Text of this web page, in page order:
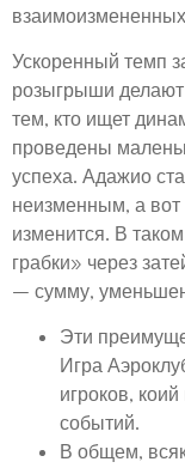
Ускоренный темп
розыгрыши
тем, кто ищет
проведены
успеха. Адажио
неизменным, а вот
изменится. В
грабки» через
– сумму,
Эти
Игра
игроков,
событий.
В общем,